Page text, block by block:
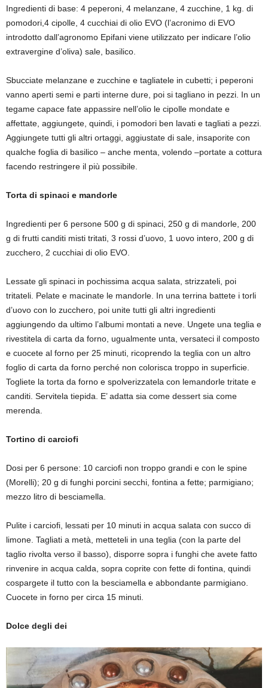
Ingredienti di base: 4 peperoni, 4 melanzane, 4 zucchine, 1 kg. di
pomodori,4 cipolle, 4 cucchiai di olio EVO (l’acronimo di EVO
introdotto dall’agronomo Epifani viene utilizzato per indicare l’olio
extravergine d’oliva) sale, basilico.
Sbucciate melanzane e zucchine e tagliatele in cubetti; i peperoni
vanno aperti semi e parti interne dure, poi si tagliano in pezzi. In un
tegame capace fate appassire nell’olio le cipolle mondate e
affettate, aggiungete, quindi, i pomodori ben lavati e tagliati a pezzi.
Aggiungete tutti gli altri ortaggi, aggiustate di sale, insaporite con
qualche foglia di basilico – anche menta, volendo –portate a cottura
facendo restringere il più possibile.
Torta di spinaci e mandorle
Ingredienti per 6 persone 500 g di spinaci, 250 g di mandorle, 200
g di frutti canditi misti tritati, 3 rossi d’uovo, 1 uovo intero, 200 g di
zucchero, 2 cucchiai di olio EVO.
Lessate gli spinaci in pochissima acqua salata, strizzateli, poi
tritateli. Pelate e macinate le mandorle. In una terrina battete i torli
d’uovo con lo zucchero, poi unite tutti gli altri ingredienti
aggiungendo da ultimo l’albumi montati a neve. Ungete una teglia e
rivestitela di carta da forno, ugualmente unta, versateci il composto
e cuocete al forno per 25 minuti, ricoprendo la teglia con un altro
foglio di carta da forno perché non colorisca troppo in superficie.
Togliete la torta da forno e spolverizzatela con lemandorle tritate e
canditi. Servitela tiepida. E’adatta sia come dessert sia come
merenda.
Tortino di carciofi
Dosi per 6 persone: 10 carciofi non troppo grandi e con le spine
(Morelli); 20 g di funghi porcini secchi, fontina a fette; parmigiano;
mezzo litro di besciamella.
Pulite i carciofi, lessati per 10 minuti in acqua salata con succo di
limone. Tagliati a metà, metteteli in una teglia (con la parte del
taglio rivolta verso il basso), disporre sopra i funghi che avete fatto
rinvenire in acqua calda, sopra coprite con fette di fontina, quindi
cospargete il tutto con la besciamella e abbondante parmigiano.
Cuocete in forno per circa 15 minuti.
Dolce degli dei